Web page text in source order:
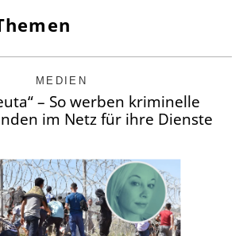
MEDIEN
– So werben kriminelle
im Netz für ihre Dienste